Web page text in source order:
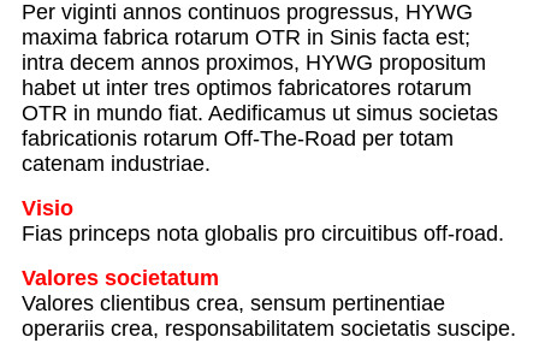
Per viginti annos continuos progressus, HYWG
maxima fabrica rotarum OTR in Sinis facta est;
intra decem annos proximos, HYWG propositum
habet ut inter tres optimos fabricatores rotarum
OTR in mundo fiat. Aedificamus ut simus societas
fabricationis rotarum Off-The-Road per totam
catenam industriae.
Visio
Fias princeps nota globalis pro circuitibus off-road.
Valores societatum
Valores clientibus crea, sensum pertinentiae
operariis crea, responsabilitatem societatis suscipe.